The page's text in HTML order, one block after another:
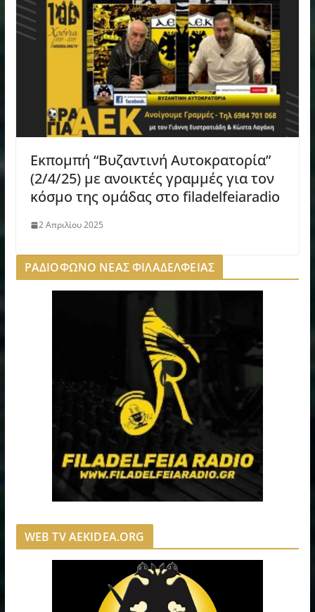
Εκπομπή “Βυζαντινή Αυτοκρατορία”
(2/4/25) με ανοικτές γραμμές για τον
κόσμο της ομάδας στο filadelfeiaradio
2 Απριλίου 2025
ΡΑΔΙΟΦΩΝΟ ΝΕΑΣ ΦΙΛΑΔΕΛΦΕΙΑΣ
WEB TV AEKIDEA.ORG